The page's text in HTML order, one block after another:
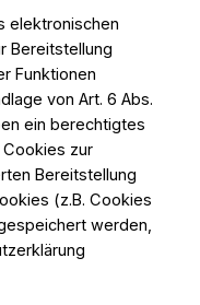
elektronischen
Bereitstellung
Funktionen
von Art. 6 Abs.
ein berechtigtes
zur
Bereitstellung
(z.B. Cookies
werden,